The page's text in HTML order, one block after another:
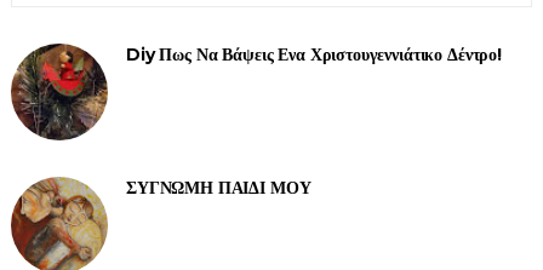
Diy Πως Να Βάψεις Ενα Χριστουγεννιάτικο Δέντρο!
ΣΥΓΝΩΜΗ ΠΑΙΔΙ ΜΟΥ